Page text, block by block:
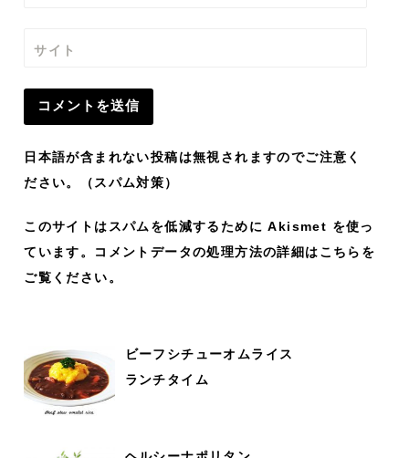
サイト
日本語が含まれない投稿は無視されますのでご注意く
ださい。（スパム対策）
このサイトはスパムを低減するために Akismet を使っ
ています。
コメントデータの処理方法の詳細はこちらを
ご覧ください。
ビーフシチューオムライス
ランチタイム